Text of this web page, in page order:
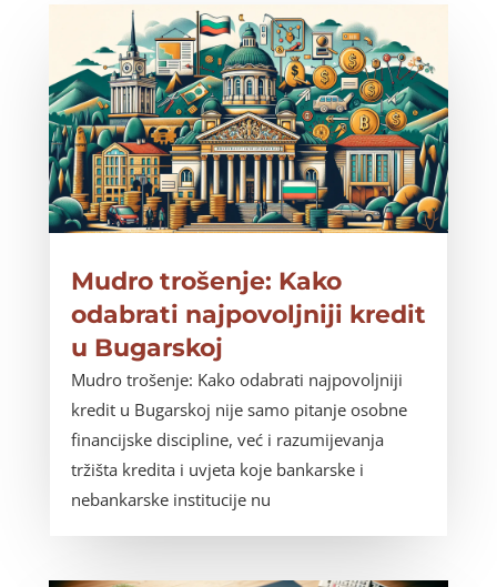
Mudro trošenje: Kako
odabrati najpovoljniji kredit
u Bugarskoj
Mudro trošenje: Kako odabrati najpovoljniji
kredit u Bugarskoj nije samo pitanje osobne
financijske discipline, već i razumijevanja
tržišta kredita i uvjeta koje bankarske i
nebankarske institucije nu